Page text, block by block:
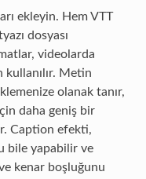
ekleyin. Hem VTT
dosyası
videolarda
kullanılır. Metin
olanak tanır,
daha geniş bir
Caption efekti,
bile yapabilir ve
kenar boşluğunu